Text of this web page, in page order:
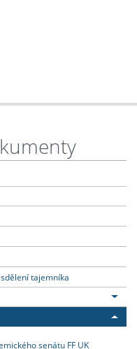
tajemníka
senátu FF UK